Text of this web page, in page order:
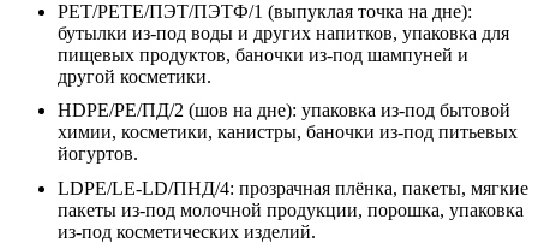
PET/PETE/ПЭТ/ПЭТФ/1 (выпуклая точка на дне):
бутылки из-под воды и других напитков, упаковка для
пищевых продуктов, баночки из-под шампуней и
другой косметики.
HDPE/PE/ПД/2 (шов на дне): упаковка из-под бытовой
химии, косметики, канистры, баночки из-под питьевых
йогуртов.
LDPE/LE-LD/ПНД/4: прозрачная плёнка, пакеты, мягкие
пакеты из-под молочной продукции, порошка, упаковка
из-под косметических изделий.